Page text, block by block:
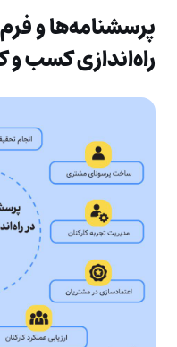
پرسشنامه‌ها و
راه‌اندازی کسب و